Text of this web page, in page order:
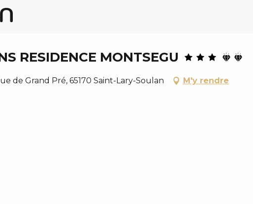
RESIDENCE MONTSEGU
de Grand Pré, 65170 Saint-Lary-Soulan M'y rendre